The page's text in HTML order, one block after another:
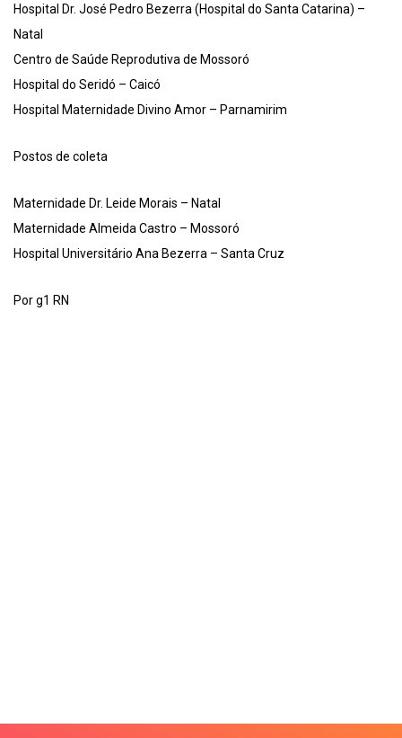
Hospital Dr. José Pedro Bezerra (Hospital do Santa Catarina) –
Natal
Centro de Saúde Reprodutiva de Mossoró
Hospital do Seridó – Caicó
Hospital Maternidade Divino Amor – Parnamirim
Postos de coleta
Maternidade Dr. Leide Morais – Natal
Maternidade Almeida Castro – Mossoró
Hospital Universitário Ana Bezerra – Santa Cruz
Por g1 RN